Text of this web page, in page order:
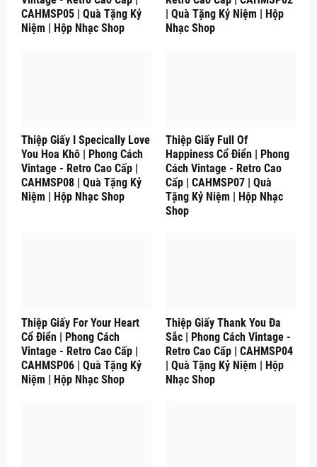
CAHMSP05 | Quà Tặng Kỷ
Niệm | Hộp Nhạc Shop
| Quà Tặng Kỷ Niệm | Hộp
Nhạc Shop
Thiệp Giấy I Specically Love
You Hoa Khô | Phong Cách
Vintage - Retro Cao Cấp |
CAHMSP08 | Quà Tặng Kỷ
Niệm | Hộp Nhạc Shop
Thiệp Giấy Full Of
Happiness Cổ Điển | Phong
Cách Vintage - Retro Cao
Cấp | CAHMSP07 | Quà
Tặng Kỷ Niệm | Hộp Nhạc
Shop
Thiệp Giấy For Your Heart
Cổ Điển | Phong Cách
Vintage - Retro Cao Cấp |
CAHMSP06 | Quà Tặng Kỷ
Niệm | Hộp Nhạc Shop
Thiệp Giấy Thank You Đa
Sắc | Phong Cách Vintage -
Retro Cao Cấp | CAHMSP04
| Quà Tặng Kỷ Niệm | Hộp
Nhạc Shop